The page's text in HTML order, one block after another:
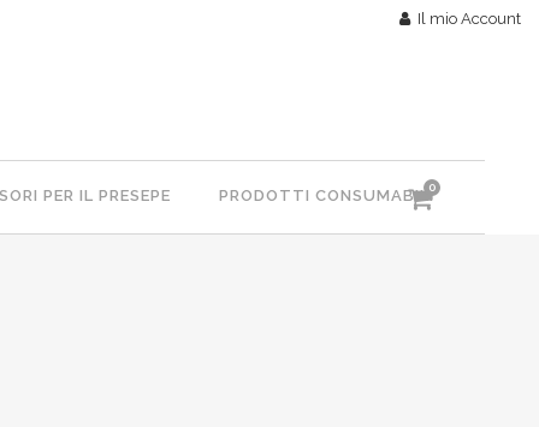
Il mio Account
PER IL PRESEPE PRODOTTI CONSUMABILI0